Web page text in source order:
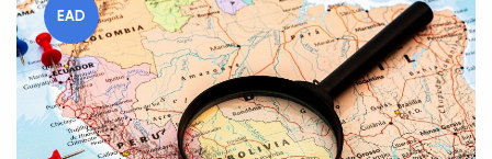
EAD